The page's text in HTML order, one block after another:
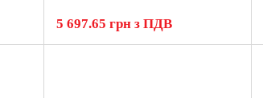
5 697.65 грн з ПДВ